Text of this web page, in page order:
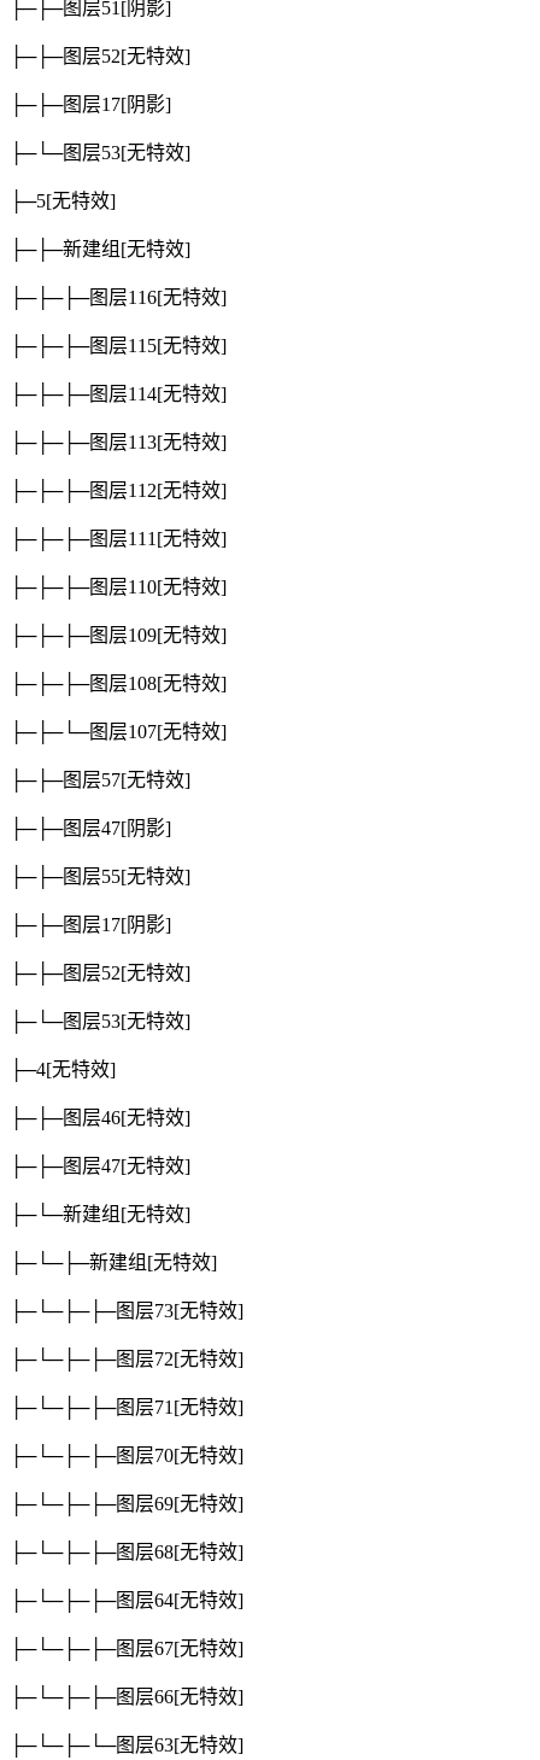
├─├─图层51 [阴影]
├─├─图层52[无特效]
├─├─图层17[阴影]
├─└─图层53[无特效]
├─5[无特效]
├─├─新建组 [无特效]
├─├─├─图层116[无特效]
├─├─├─图层115[无特效]
├─├─├─图层114[无特效]
├─├─├─图层113[无特效]
├─├─├─图层112[无特效]
├─├─├─图层111 [无特效]
├─├─├─图层110[无特效]
├─├─├─图层109[无特效]
├─├─├─图层108[无特效]
├─├─└─图层107[无特效]
├─├─图层57[无特效]
├─├─图层47[阴影]
├─├─图层55[无特效]
├─├─图层17[阴影]
├─├─图层52[无特效]
├─└─图层53[无特效]
├─4[无特效]
├─├─图层46[无特效]
├─├─图层47[无特效]
├─└─新建组 [无特效]
├─└─├─新建组 [无特效]
├─└─├─├─图层73[无特效]
├─└─├─├─图层72[无特效]
├─└─├─├─图层71 [无特效]
├─└─├─├─图层70[无特效]
├─└─├─├─图层69[无特效]
├─└─├─├─图层68[无特效]
├─└─├─├─图层64[无特效]
├─└─├─├─图层67[无特效]
├─└─├─├─图层66[无特效]
├─└─├─└─图层63[无特效]